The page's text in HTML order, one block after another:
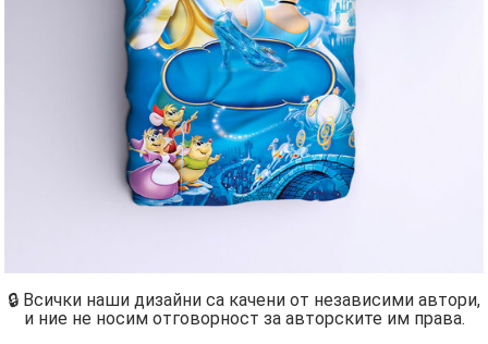
🔒 Всички наши дизайни са качени от независими автори,
и ние не носим отговорност за авторските им права.